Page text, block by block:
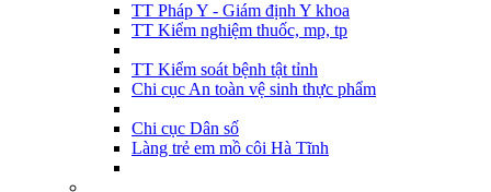
TT Pháp Y - Giám định Y khoa
TT Kiểm nghiệm thuốc, mp, tp
TT Kiểm soát bệnh tật tỉnh
Chi cục An toàn vệ sinh thực phẩm
Chi cục Dân số
Làng trẻ em mồ côi Hà Tĩnh